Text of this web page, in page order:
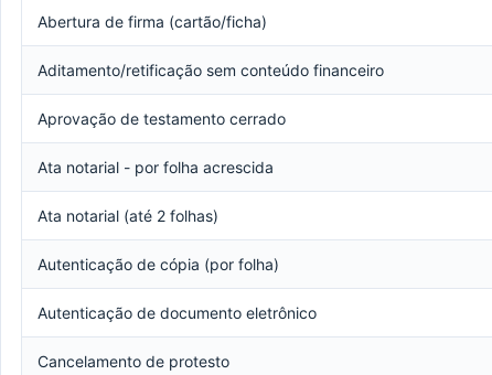
Abertura de firma (cartão/ficha)
Aditamento/retificação sem conteúdo financeiro
Aprovação de testamento cerrado
Ata notarial - por folha acrescida
Ata notarial (até 2 folhas)
Autenticação de cópia (por folha)
Autenticação de documento eletrônico
Cancelamento de protesto